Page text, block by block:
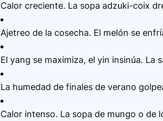
Calor creciente. La sopa adzuki-coix
Ajetreo de la cosecha. El melón se
El yang se maximiza, el yin insinúa. La
La humedad de finales de verano
Calor intenso. La sopa de mungo o de